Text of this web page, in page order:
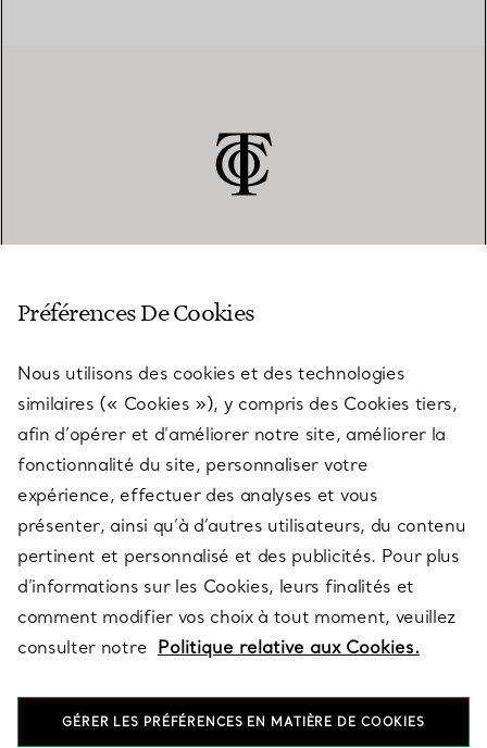
SERVICES
À PROPOS
QUESTIONS LÉGALES
SUIVEZ-NOUS
Préférences De Cookies
Nous utilisons des cookies et des technologies
similaires (« Cookies »), y compris des Cookies tiers,
afin d’opérer et d’améliorer notre site, améliorer la
fonctionnalité du site, personnaliser votre
expérience, effectuer des analyses et vous
présenter, ainsi qu’à d’autres utilisateurs, du contenu
pertinent et personnalisé et des publicités. Pour plus
d’informations sur les Cookies, leurs finalités et
comment modifier vos choix à tout moment, veuillez
consulter notre Politique relative aux Cookies.
GÉRER LES PRÉFÉRENCES EN MATIÈRE DE COOKIES